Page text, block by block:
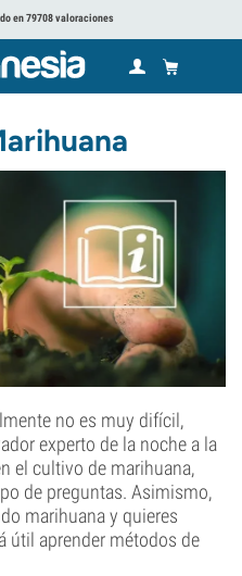
en 79708 valoraciones
no es muy difícil,
experto de la noche a la
el cultivo de marihuana,
de preguntas. Asimismo,
marihuana y quieres
útil aprender métodos de